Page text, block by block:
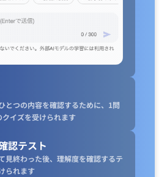
とつの内容を確認するために、1問
クイズを受けられます
認テスト
見終わった後、理解度を確認するテ
られます